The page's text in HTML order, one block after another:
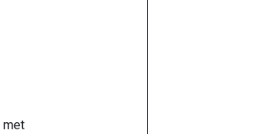
met